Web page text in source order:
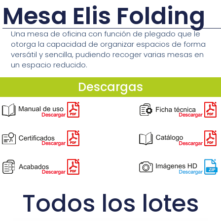
Mesa Elis Folding
Una mesa de oficina con función de plegado que le
otorga la capacidad de organizar espacios de forma
versátil y sencilla, pudiendo recoger varias mesas en
un espacio reducido.
Descargas
Todos los lotes